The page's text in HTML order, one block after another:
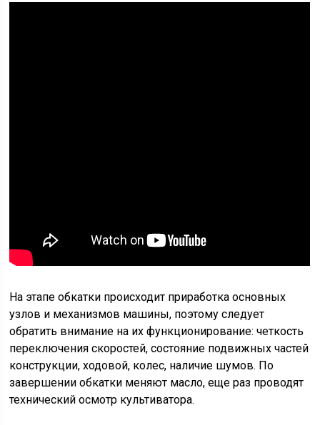
На этапе обкатки происходит приработка основных
узлов и механизмов машины, поэтому следует
обратить внимание на их функционирование: четкость
переключения скоростей, состояние подвижных частей
конструкции, ходовой, колес, наличие шумов. По
завершении обкатки меняют масло, еще раз проводят
технический осмотр культиватора.